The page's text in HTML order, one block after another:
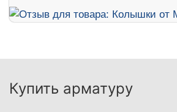
Купить арматуру